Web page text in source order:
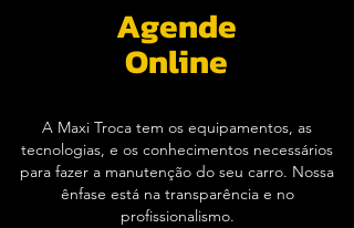
Agende
Online
A Maxi Troca tem os equipamentos, as
tecnologias, e os conhecimentos necessários
para fazer a manutenção do seu carro. Nossa
ênfase está na transparência e no
profissionalismo.